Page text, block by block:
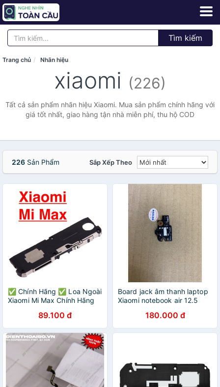
Tìm kiếm
Trang chủ Nhãn hiệu
xiaomi (226)
Tất cả sản phẩm nhãn hiệu Xiaomi. Mua sản phẩm chính hãng với
giá tốt nhất, giao hàng tận nhà miễn phí, thu hộ COD
226 Sản Phẩm Sắp Xếp Theo
✅ Chính Hãng ✅ Loa Ngoài
Xiaomi Mi Max Chính Hãng
89.100 đ
Board jack âm thanh laptop
Xiaomi notebook air 12.5
180.000 đ